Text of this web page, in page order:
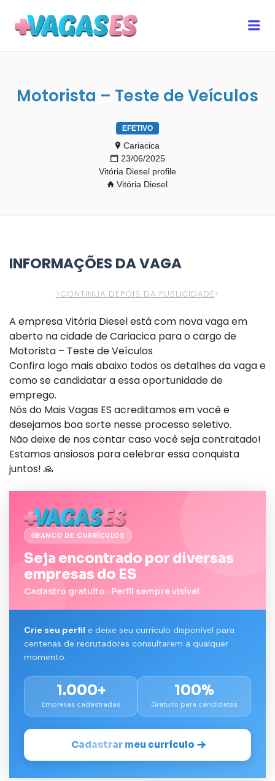
Motorista – Teste de Veículos
EFETIVO
Cariacica
23/06/2025
Vitória Diesel profile
Vitória Diesel
INFORMAÇÕES DA VAGA
>CONTINUA DEPOIS DA PUBLICIDADE<
A empresa Vitória Diesel está com nova vaga em
aberto na cidade de Cariacica para o cargo de
Motorista – Teste de Veículos
Confira logo mais abaixo todos os detalhes da vaga e
como se candidatar a essa oportunidade de
emprego.
Nós do Mais Vagas ES acreditamos em você e
desejamos boa sorte nesse processo seletivo.
Não deixe de nos contar caso você seja contratado!
Estamos ansiosos para celebrar essa conquista
juntos! 🙏
BANCO DE CURRÍCULOS
Seja encontrado por diversas
empresas do ES
Cadastro gratuito · Perfil sempre visível
Crie seu perfil e deixe seu currículo disponível para
centenas de recrutadores consultarem a qualquer
momento.
1.000+
Empresas cadastradas
100%
Gratuito para candidatos
Cadastrar meu currículo